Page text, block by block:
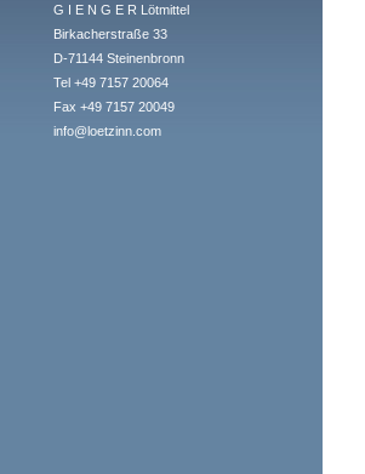
G I E N G E R Lötmittel
Birkacherstraße 33
D-71144 Steinenbronn
Tel +49 7157 20064
Fax +49 7157 20049
info@loetzinn.com